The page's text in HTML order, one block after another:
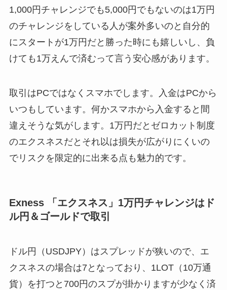
1,000円チャレンジでも5,000円でもないのは1万円
のチャレンジをしている人が案外多いのと自分的
にスタートが1万円だと勝った時にも嬉しいし、負
けても1万えんで済むって言う安心感があります。
取引はPCではなくスマホでします。入金はPCから
いつもしています。何かスマホから入金すると間
違えそうな気がします。1万円だとゼロカット制度
のエクスネスだとそれ以は損失が広がりにくいの
でリスクを限定的に出来る点も魅力的です。
Exness
「エクスネス」1万円チャレンジはド
ル円＆ゴールドで取引
ドル円（USDJPY）はスプレッドが狭いので、エ
クスネスの場合は7となっており、1LOT（10万通
貨）を打つと700円のスプが掛かりますが少なく済